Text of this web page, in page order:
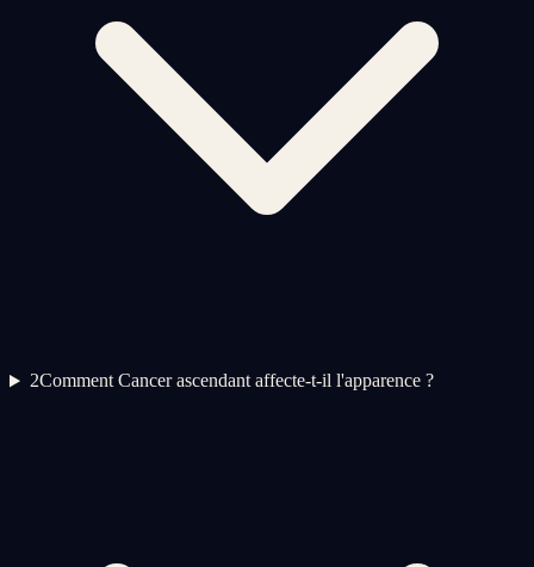
2Comment Cancer ascendant affecte-t-il l'apparence ?